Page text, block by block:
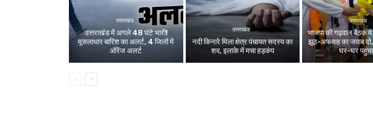
उत्तराखंड
उत्तराखंड में अगले 48 घंटे भारी!
मूसलाधार बारिश का अलर्ट, 4 जिलों में
ऑरेंज अलर्ट
उत्तराखंड
नदी किनारे मिला क्षेत्र पंचायत सदस्य का
शव, इलाके में मचा हड़कंप
उत्तराखंड
भाजपा की गढ़वाल बैठक में
झूठ-अफवाह का जवाब
घर-घर